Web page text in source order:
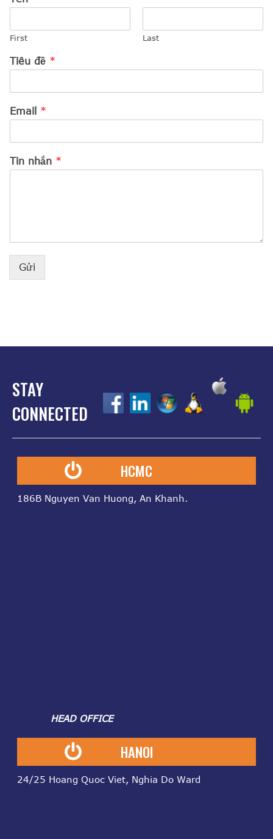
First Last
Tiêu đề *
Email *
Tin nhắn *
Gửi
STAY
CONNECTED
HCMC
186B Nguyen Van Huong, An Khanh.
HEAD OFFICE
HANOI
24/25 Hoang Quoc Viet, Nghia Do Ward